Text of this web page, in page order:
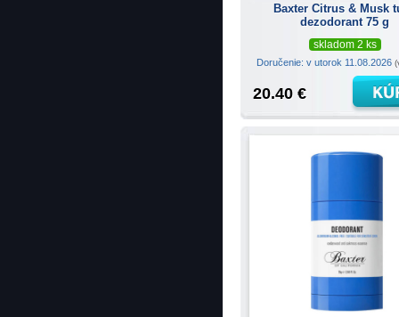
Baxter Citrus & Musk
dezodorant 75 g
skladom 2 ks
Doručenie: v utorok 11.08.2026
20.40 €